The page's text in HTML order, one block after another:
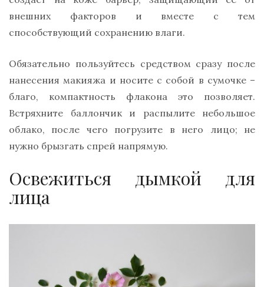
внешних факторов и вместе с тем
способствующий сохранению влаги.
Обязательно пользуйтесь средством сразу после
нанесения макияжа и носите с собой в сумочке –
благо, компактность флакона это позволяет.
Встряхните баллончик и распылите небольшое
облако, после чего погрузите в него лицо; не
нужно брызгать спрей напрямую.
Освежиться дымкой для
лица